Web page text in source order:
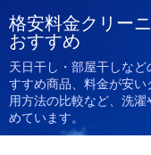
格安料金クリー
おすすめ
天日干し・部屋干しな
すすめ商品、料金が安
用方法の比較など、洗
めています。